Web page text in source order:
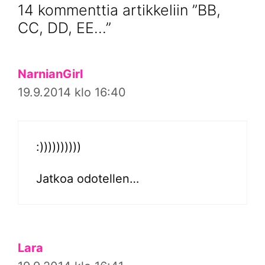
14 kommenttia artikkeliin ”BB,
CC, DD, EE…”
NarnianGirl
19.9.2014 klo 16:40
:))))))))))
Jatkoa odotellen…
Lara